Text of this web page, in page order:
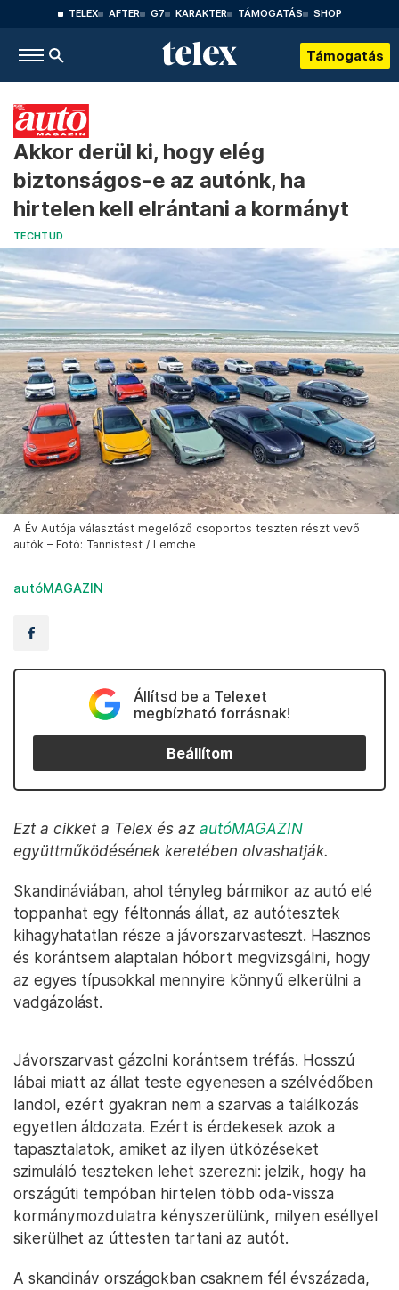
TELEX AFTER G7 KARAKTER TÁMOGATÁS SHOP
Támogatás
Akkor derül ki, hogy elég
biztonságos-e az autónk, ha
hirtelen kell elrántani a kormányt
TECHTUD
A Év Autója választást megelőző csoportos teszten részt vevő
autók – Fotó: Tannistest / Lemche
autóMAGAZIN
Állítsd be a Telexet
megbízható forrásnak!
Beállítom
Ezt a cikket a Telex és az autóMAGAZIN
együttműködésének keretében olvashatják.
Skandináviában, ahol tényleg bármikor az autó elé
toppanhat egy féltonnás állat, az autótesztek
kihagyhatatlan része a jávorszarvasteszt. Hasznos
és korántsem alaptalan hóbort megvizsgálni, hogy
az egyes típusokkal mennyire könnyű elkerülni a
vadgázolást.
Jávorszarvast gázolni korántsem tréfás. Hosszú
lábai miatt az állat teste egyenesen a szélvédőben
landol, ezért gyakran nem a szarvas a találkozás
egyetlen áldozata. Ezért is érdekesek azok a
tapasztalatok, amiket az ilyen ütközéseket
szimuláló teszteken lehet szerezni: jelzik, hogy ha
országúti tempóban hirtelen több oda-vissza
kormánymozdulatra kényszerülünk, milyen eséllyel
sikerülhet az úttesten tartani az autót.
A skandináv országokban csaknem fél évszázada,